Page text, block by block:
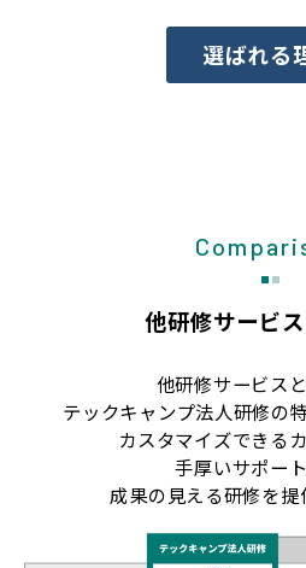
選ばれる
他研修サービ
他研修サービス
テックキャンプ法人研修の
カスタマイズできる
手厚いサポー
成果の見える研修を提